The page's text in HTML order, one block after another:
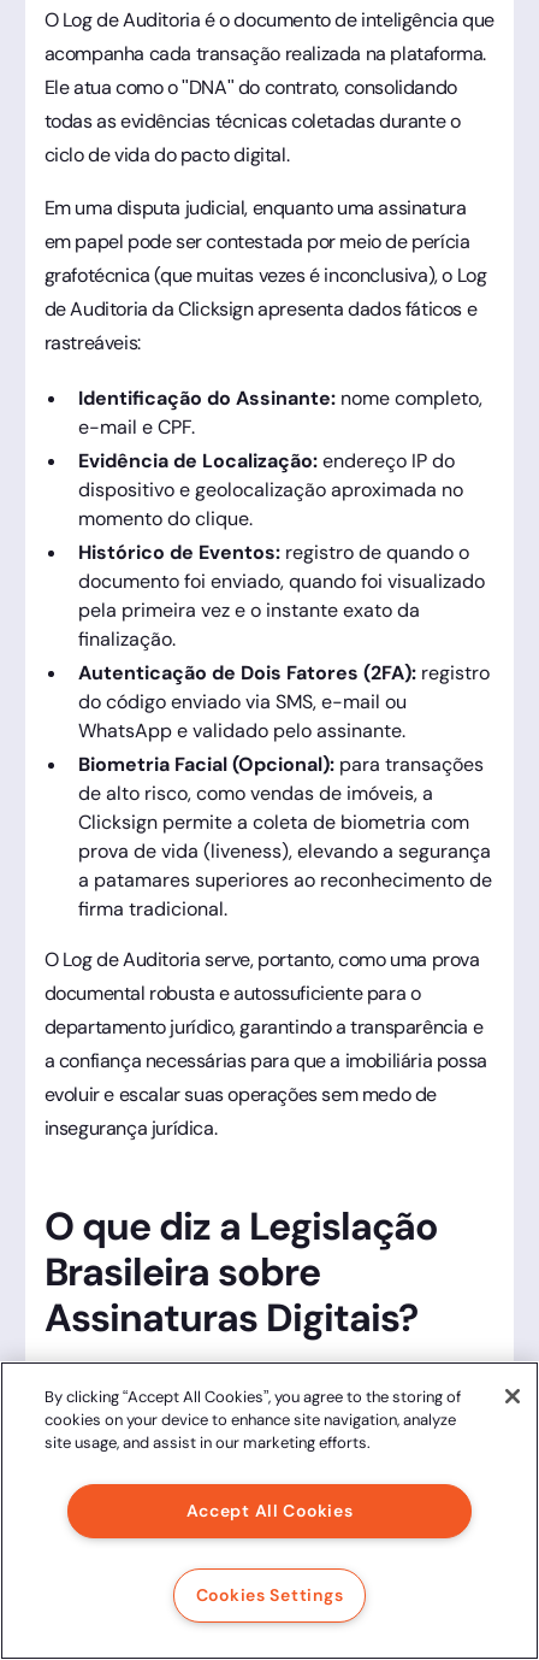
O Log de Auditoria é o documento de inteligência que
acompanha cada transação realizada na plataforma.
Ele atua como o "DNA" do contrato, consolidando
todas as evidências técnicas coletadas durante o
ciclo de vida do pacto digital.
Em uma disputa judicial, enquanto uma assinatura
em papel pode ser contestada por meio de perícia
grafotécnica (que muitas vezes é inconclusiva), o Log
de Auditoria da Clicksign apresenta dados fáticos e
rastreáveis:
Identificação do Assinante:nome completo,
e-mail e CPF.
Evidência de Localização:endereço IP do
dispositivo e geolocalização aproximada no
momento do clique.
Histórico de Eventos:registro de quando o
documento foi enviado, quando foi visualizado
pela primeira vez e o instante exato da
finalização.
Autenticação de Dois Fatores (2FA):registro
do código enviado via SMS, e-mail ou
WhatsApp e validado pelo assinante.
Biometria Facial (Opcional):para transações
de alto risco, como vendas de imóveis, a
Clicksign permite a coleta de biometria com
prova de vida (liveness), elevando a segurança
a patamares superiores ao reconhecimento de
firma tradicional.
O Log de Auditoria serve, portanto, como uma prova
documental robusta e autossuficiente para o
departamento jurídico, garantindo a transparência e
a confiança necessárias para que a imobiliária possa
evoluir e escalar suas operações sem medo de
insegurança jurídica.
O que diz a Legislação
Brasileira sobre
Assinaturas Digitais?
no Brasil não é uma questão de interpretação, mas
de texto legal consolidado. Navegar por essas
complexidade técnica em segurança de ferro para
seus pactos.
MP 2.200-2/2001: A "Constituição"
By clicking “Accept All Cookies”, you agree to the storing of
cookies on your device to enhance site navigation, analyze
site usage, and assist in our marketing efforts.
Accept All Cookies
Cookies Settings